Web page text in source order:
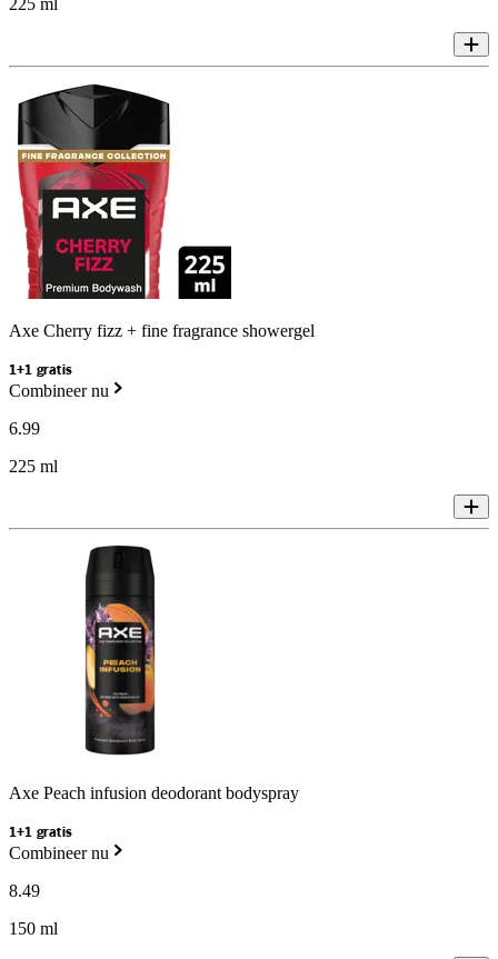
225 ml
Axe Cherry fizz + fine fragrance showergel
1+1 gratis
Combineer nu
6.99
225 ml
Axe Peach infusion deodorant bodyspray
1+1 gratis
Combineer nu
8.49
150 ml